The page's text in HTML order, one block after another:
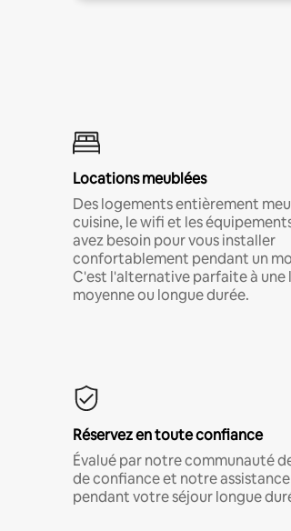
Locations meublées
Des logements entièrement
cuisine, le wifi et les
avez besoin pour vous installer
confortablement pendant un
C'est l'alternative parfaite à
moyenne ou longue durée.
Réservez en toute confiance
Évalué par notre communauté
de confiance et notre
pendant votre séjour longue